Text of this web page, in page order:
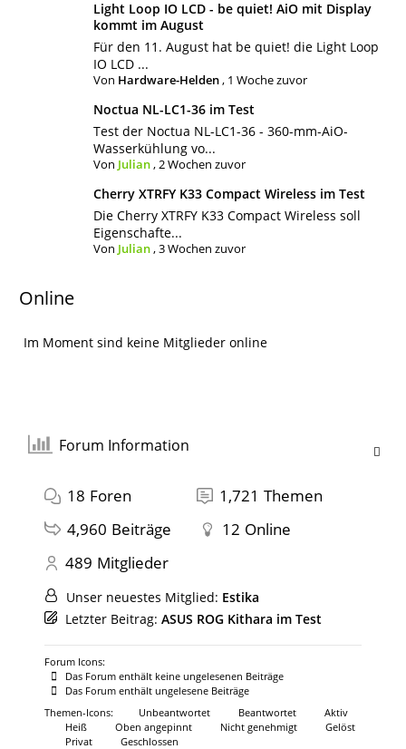
Light Loop IO LCD - be quiet! AiO mit Display
kommt im August
Für den 11. August hat be quiet! die Light Loop
IO LCD ...
Von Hardware-Helden, 1 Woche zuvor
Noctua NL-LC1-36 im Test
Test der Noctua NL-LC1-36 - 360-mm-AiO-
Wasserkühlung vo...
Von Julian,2 Wochen zuvor
Cherry XTRFY K33 Compact Wireless im Test
Die Cherry XTRFY K33 Compact Wireless soll
Eigenschafte...
Von Julian,3 Wochen zuvor
Online
Im Moment sind keine Mitglieder online
Forum Information
18 Foren 1,721 Themen
4,960 Beiträge 12 Online
489 Mitglieder
Unser neuestes Mitglied: Estika
Letzter Beitrag: ASUS ROG Kithara im Test
Forum Icons:
Das Forum enthält keine ungelesenen Beiträge
Das Forum enthält ungelesene Beiträge
Themen-Icons:
Unbeantwortet Beantwortet
Aktiv
Heiß
Oben angepinnt Nicht genehmigt
Gelöst
Privat
Geschlossen